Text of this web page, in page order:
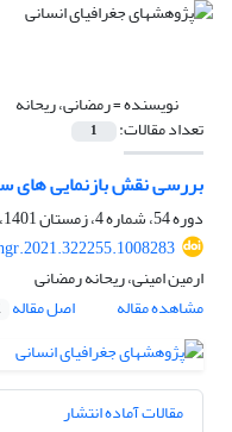
نویسنده =رمضانی، ریحانه
تعداد مقالات: 1
بررسی نقش بازنمایی های
دوره 54، شماره 4، زمستان 1401، صفحه
ارمین امینی، ریحانه رمضانی
مشاهده مقاله
اصل مقاله
مقالات آماده انتشار